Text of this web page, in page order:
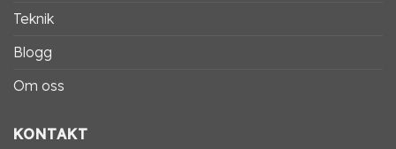
Teknik
Blogg
Om oss
KONTAKT